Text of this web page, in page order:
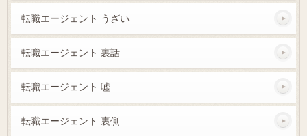
転職エージェント うざい
転職エージェント 裏話
転職エージェント 嘘
転職エージェント 裏側